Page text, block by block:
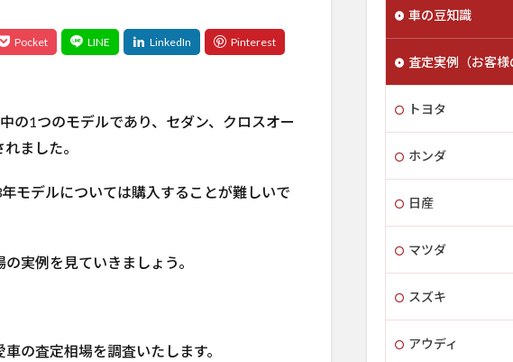
の1つのモデルであり、セダン、クロスオー
ました。
モデルについては購入することが難しいで
実例を見ていきましょう。
の査定相場を調査いたします。
車の豆知識
査定実例（お客様
トヨタ
ホンダ
日産
マツダ
スズキ
アウディ